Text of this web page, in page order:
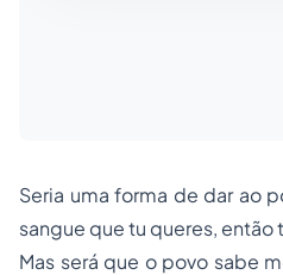
Seria uma forma de dar ao
sangue que tu queres, então
Mas será que o povo sabe